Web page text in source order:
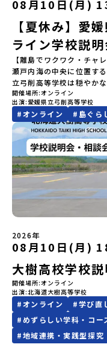
や地域活性モデルをつく
悠所在地：〒690-0842
BASE2階公式HP：
当：小川・小原E-mail
験」のプログラム開催情
さい♪地域みらい留学公
mirai.jp/events/064069
けど大丈夫？」「どんな
や、中学生のみなさんの
す。チャットでの質問も
してご参加ください。▼
規約への同意プログラム
込みに関する各規約」へ
い。・抽選による参加者
ら抽選の上、締め切り日
ただいたメールアドレス
ます。当選者は、メール
以内に回答いただき、確
ていただきます。当選確
い場合は、当選を取り消
あった場合は、繰り上げ
メールアドレスの変更を
LINEよりご連絡をお願い
知メールをお受け取りい
「@miratabi.jp」からの
します。※結果に関する
ので、ご了承ください。
限りです。PC・スマート
変更はできません。お申
注意ください。・宿泊に
いただく予定です。・食
レルギー対応希望にはお
要な場合は必ず事前にご
なくなった場合について
い。やむを得ないお取り
ださい。・キャンセルポ
者のご負担となります・
し込み多数の場合は抽選
の場合は、締め切り後1週
【申し込み受付期間】6
まで疑問も不安もワクワ
プアップ説明会プログラ
みを迷われている方向け
知りたい情報のレベルに
ださい。【STEP 1】全体
中！）〜まずは「おため
以上の地域から選んで参
魅力について、説明会を
り、保護者様が特に気に
制」についても詳しく解
ご視聴ください。🎬 [ア
https://youtu.be/
【STEP 2】プログラム説
い方へ〜全体説明を聞い
日のプログラムの中身を
00〜20：00内容：どんな
介地域：鹿児島県出水市
平市/愛媛県鬼北町＊4つ
けします。お申し込み
軽にどうぞ！「はじめて
できるの？」そんな保護
疑問にスタッフが直接お
ので、ぜひご自宅からリ
み前に必ずご確認くださ
丈夫です。 何かやってみ
小さく感じる想いでも、
○募集期間 7月28日（火
応募の場合は、3年生を
イベントは全国募集によ
籍する方、また、宮城県
加できませんのでご了承
したい場合は南三陸高校
６４３
08月10日(月)
【夏休み】愛
ライン学校説明
【離島でワクワク・チャ
瀬戸内海の中央に位置す
立弓削高等学校は穏やか
生徒たちは島の人たちの
生活を送っています。オ
ンジ・創造のゆめしま海
社会課題解決に向け、地
学習をはじめ、高校では
年からオープンした生徒
紹介します。たくさんの
の特徴】・海や山に囲ま
の学校生活、授業・地域
も珍しい部活動「起業部
「ゆめしま未来塾」・新
質問がある場合は、いつ
申し込みください。詳し
Instagramもやっていま
開催場所 オンライン
出演 愛媛県立弓削高等学校
#オンライン # 島ぐら
2026年
08月10日(月)
大樹高校学校
開催場所 オンライン
出演 北海道大樹高等学校
#オンライン #学び直
#めずらしい学科・コー
#地域連携・実践型探究